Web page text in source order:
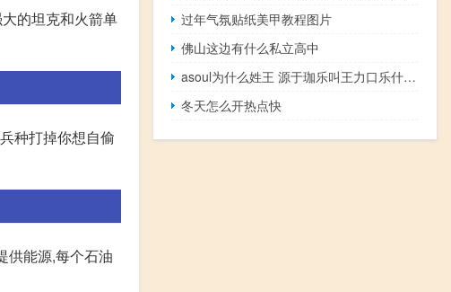
的坦克和火箭单
种打掉你想自偷
供能源,每个石油
过年气氛贴纸美甲教程图片
佛山这边有什么私立高中
asoul为什么姓王 源于珈乐叫王力口乐什么梗
冬天怎么开热点快